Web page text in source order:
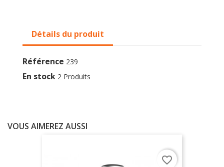
Détails du produit
Référence 239
En stock 2 Produits
VOUS AIMEREZ AUSSI
favorite_border